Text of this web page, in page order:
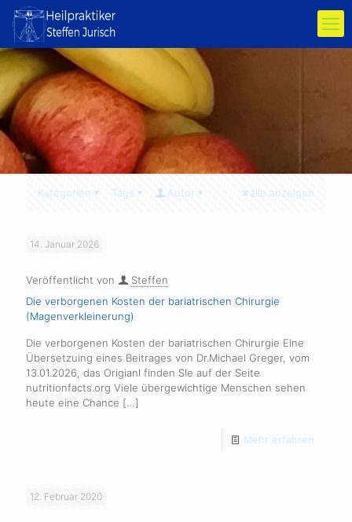
Kategorien Tags Autor alle anzeigen
14. Januar 2026
Veröffentlicht von
Steffen
Die verborgenen Kosten der bariatrischen Chirurgie
(Magenverkleinerung)
Die verborgenen Kosten der bariatrischen Chirurgie EIne
Übersetzuing eines Beitrages von Dr.Michael Greger, vom
13.01.2026, das Origianl finden SIe auf der Seite
nutritionfacts.org Viele übergewichtige Menschen sehen
heute eine Chance […]
Mehr erfahren
12. Februar 2020